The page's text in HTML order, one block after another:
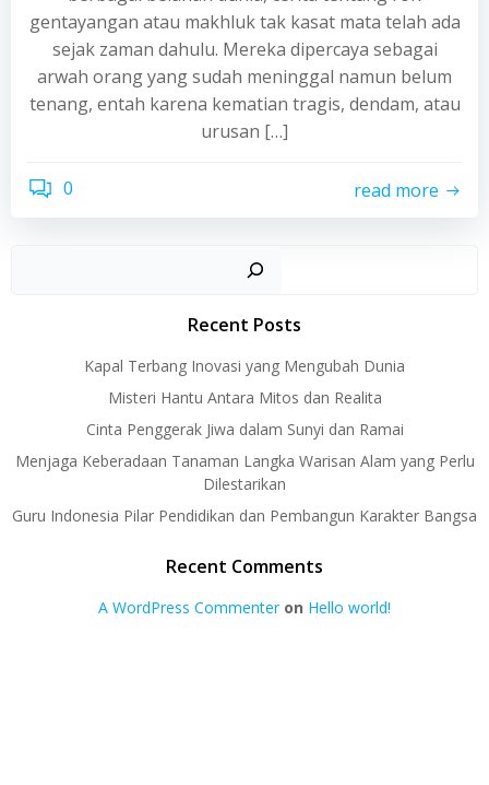
gentayangan atau makhluk tak kasat mata telah ada
sejak zaman dahulu. Mereka dipercaya sebagai
arwah orang yang sudah meninggal namun belum
tenang, entah karena kematian tragis, dendam, atau
urusan […]
0 read more
Recent Posts
Kapal Terbang Inovasi yang Mengubah Dunia
Misteri Hantu Antara Mitos dan Realita
Cinta Penggerak Jiwa dalam Sunyi dan Ramai
Menjaga Keberadaan Tanaman Langka Warisan Alam yang Perlu
Dilestarikan
Guru Indonesia Pilar Pendidikan dan Pembangun Karakter Bangsa
Recent Comments
A WordPress Commenteron Hello world!